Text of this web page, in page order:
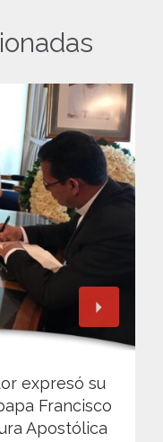
expresó su
Francisco
Apostólica